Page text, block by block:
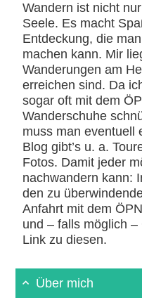
Wandern ist nicht
Seele. Es macht
Entdeckung, die
machen kann. Mir
Wanderungen am
erreichen sind. Da
sogar oft mit dem
Wanderschuhe
muss man eventuell
Blog gibt’s u. a.
Fotos. Damit jeder
nachwandern kann:
den zu
Anfahrt mit dem
und – falls möglich
Link zu diesen.
Über mich